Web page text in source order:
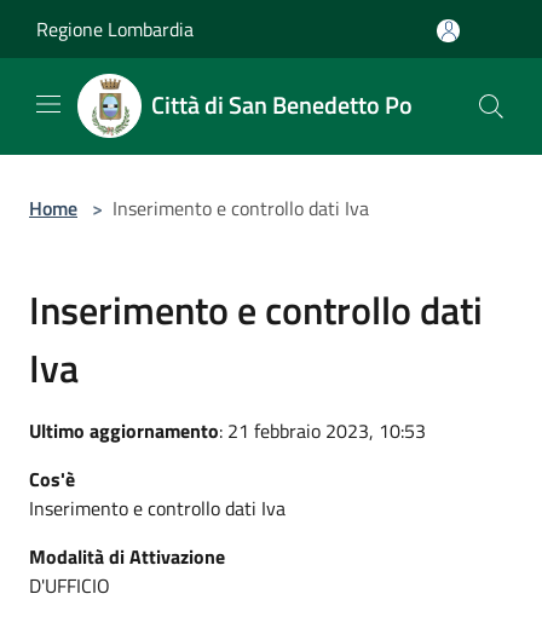
Regione Lombardia
Città di San Benedetto Po
Home > Inserimento e controllo dati Iva
Inserimento e controllo dati
Iva
Ultimo aggiornamento: 21 febbraio 2023, 10:53
Cos'è
Inserimento e controllo dati Iva
Modalità di Attivazione
D'UFFICIO